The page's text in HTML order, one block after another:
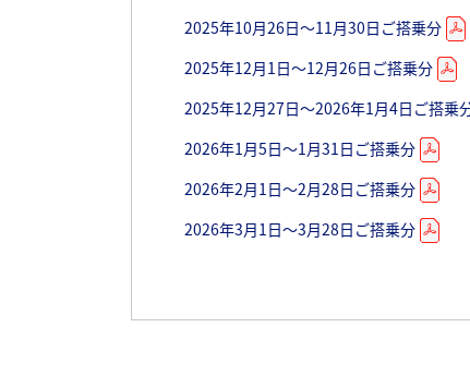
＜ANA VALUE TRANSIT/ANA VALUE
28/ANA SUPER VALUE TRANSIT 45/ANA
2024年10月27日～11月30日ご搭乗分
2024年12月1日～12月27日ご搭乗分
2024年12月28日～2025年1月5日ご搭乗分
2025年1月6日～1月31日ご搭乗分
2025年7月1日～2025年9月30日ご搭乗分
2025年8月1日～2025年10月25日ご搭乗
2025年8月7日～2025年8月19日ご搭乗分
2025年9月1日～2025年10月25日ご搭乗
2025年10月1日～2025年10月25日ご搭乗
＜ANA VALUE TRANSIT/ANA VALUE
2025年10月26日～11月30日ご搭乗分
2025年12月1日～12月26日ご搭乗分
2025年12月27日～2026年1月4日ご搭乗
2026年1月5日～1月31日ご搭乗分
2026年2月1日～2月28日ご搭乗分
2026年3月1日～3月28日ご搭乗分
ANA VALUE・ANA SUPER VALUE各種